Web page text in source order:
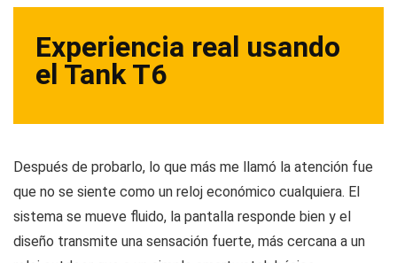
Experiencia real usando
el Tank T6
Después de probarlo, lo que más me llamó la atención fue
que no se siente como un reloj económico cualquiera. El
sistema se mueve fluido, la pantalla responde bien y el
diseño transmite una sensación fuerte, más cercana a un